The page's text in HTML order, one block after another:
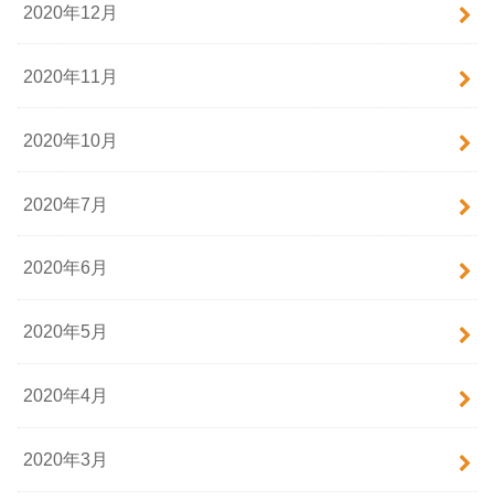
2020年12月
2020年11月
2020年10月
2020年7月
2020年6月
2020年5月
2020年4月
2020年3月